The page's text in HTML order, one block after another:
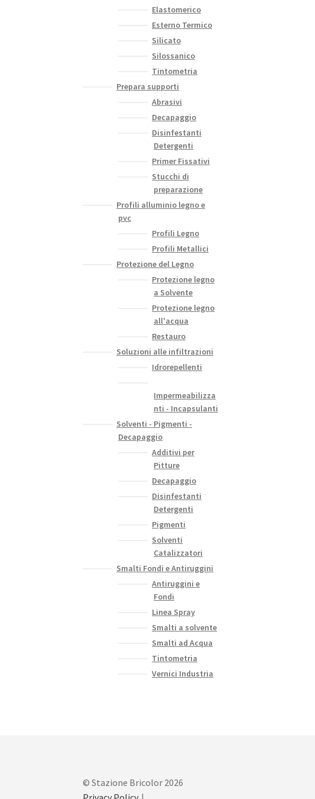
Elastomerico
Esterno Termico
Silicato
Silossanico
Tintometria
Prepara supporti
Abrasivi
Decapaggio
Disinfestanti
Detergenti
Primer Fissativi
Stucchi di
preparazione
Profili alluminio legno e
pvc
Profili Legno
Profili Metallici
Protezione del Legno
Protezione legno
a Solvente
Protezione legno
all'acqua
Restauro
Soluzioni alle infiltrazioni
Idrorepellenti
Impermeabilizza
nti - Incapsulanti
Solventi - Pigmenti -
Decapaggio
Additivi per
Pitture
Decapaggio
Disinfestanti
Detergenti
Pigmenti
Solventi
Catalizzatori
Smalti Fondi e Antiruggini
Antiruggini e
Fondi
Linea Spray
Smalti a solvente
Smalti ad Acqua
Tintometria
Vernici Industria
© Stazione Bricolor 2026